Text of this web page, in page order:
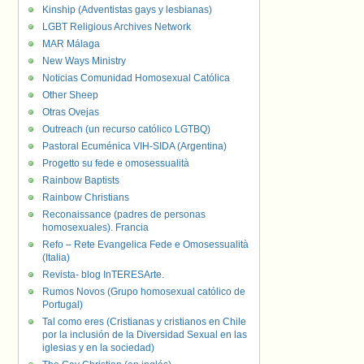
Kinship (Adventistas gays y lesbianas)
LGBT Religious Archives Network
MAR Málaga
New Ways Ministry
Noticias Comunidad Homosexual Católica
Other Sheep
Otras Ovejas
Outreach (un recurso católico LGTBQ)
Pastoral Ecuménica VIH-SIDA (Argentina)
Progetto su fede e omosessualità
Rainbow Baptists
Rainbow Christians
Reconaissance (padres de personas
homosexuales). Francia
Refo – Rete Evangelica Fede e Omosessualità
(Italia)
Revista- blog InTERESArte.
Rumos Novos (Grupo homosexual católico de
Portugal)
Tal como eres (Cristianas y cristianos en Chile
por la inclusión de la Diversidad Sexual en las
iglesias y en la sociedad)